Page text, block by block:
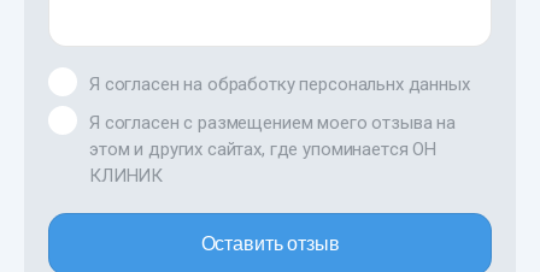
Я согласен на обработку персональнх данных
Я согласен с размещением моего отзыва на
этом и других сайтах, где упоминается ОН
КЛИНИК
Оставить отзыв